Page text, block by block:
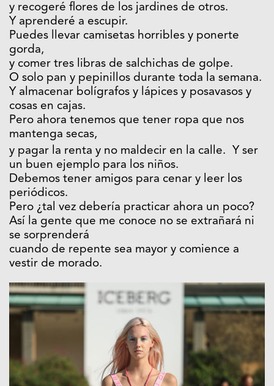
y recogeré flores de los jardines de otros.
Y aprenderé a escupir.
Puedes llevar camisetas horribles y ponerte
gorda,
y comer tres libras de salchichas de golpe.
O solo pan y pepinillos durante toda la semana.
Y almacenar bolígrafos y lápices y posavasos y
cosas en cajas.
Pero ahora tenemos que tener ropa que nos
mantenga secas,
y pagar la renta y no maldecir en la calle. Y ser
un buen ejemplo para los niños.
Debemos tener amigos para cenar y leer los
periódicos.
Pero ¿tal vez debería practicar ahora un poco?
Así la gente que me conoce no se extrañará ni
se sorprenderá
cuando de repente sea mayor y comience a
vestir de morado.